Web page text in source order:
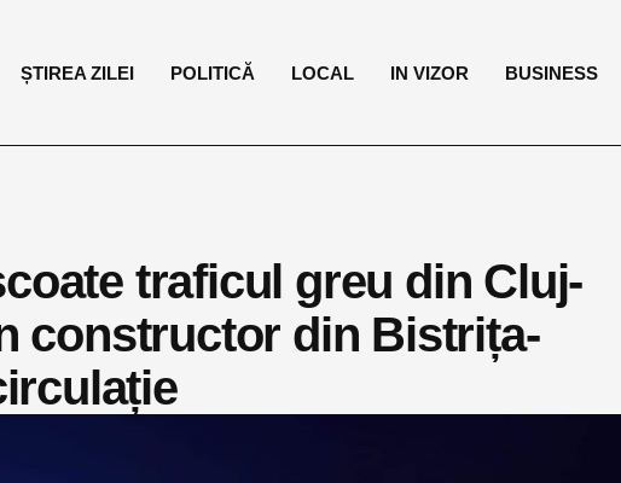
ȘTIREA ZILEI POLITICĂ LOCAL IN VIZOR BUSINESS
traficul greu din Cluj-
constructor din Bistrița-